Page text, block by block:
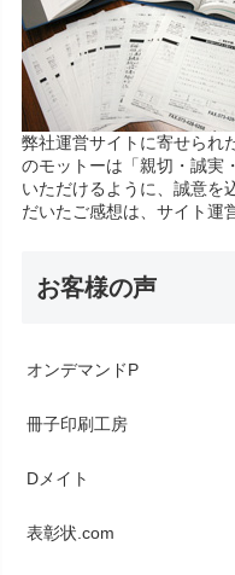
弊社運営サイトに寄せられ
のモットーは「親切・誠実
いただけるように、誠意を
だいたご感想は、サイト運
お客様の声
オンデマンドP
冊子印刷工房
Dメイト
表彰状.com